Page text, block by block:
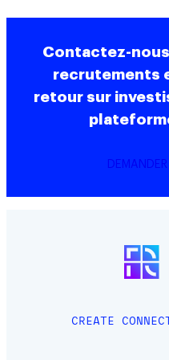
Contactez-
recrutements
retour sur
CREATE